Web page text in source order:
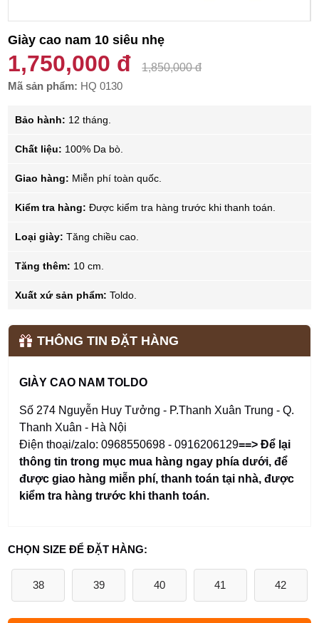
Giày cao nam 10 siêu nhẹ
1,750,000 đ
1,850,000 đ
Mã sản phẩm: HQ 0130
Bảo hành: 12 tháng.
Chất liệu: 100% Da bò.
Giao hàng: Miễn phí toàn quốc.
Kiểm tra hàng: Được kiểm tra hàng trước khi thanh toán.
Loại giày: Tăng chiều cao.
Tăng thêm: 10 cm.
Xuất xứ sản phẩm: Toldo.
THÔNG TIN ĐẶT HÀNG
GIÀY CAO NAM TOLDO
Số 274 Nguyễn Huy Tưởng - P.Thanh Xuân Trung - Q.
Thanh Xuân - Hà Nội
Điện thoại/zalo: 0968550698 - 0916206129==> Để lại
thông tin trong mục mua hàng ngay phía dưới,để
được giao hàng miễn phí, thanh toán tại nhà, được
kiểm tra hàng trước khi thanh toán.
CHỌN SIZE ĐỂ ĐẶT HÀNG:
38 39 40 41 42